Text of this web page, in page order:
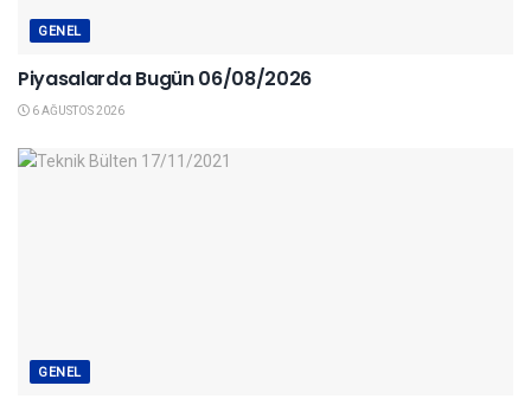
GENEL
Piyasalarda Bugün 06/08/2026
6 AĞUSTOS 2026
GENEL